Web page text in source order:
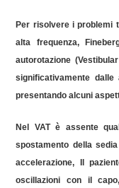
Per risolvere i problemi
alta frequenza,
autorotazione (Vestibular
significativamente
presentando alcuni
Nel VAT è assente
spostamento della
accelerazione, Il
oscillazioni con il